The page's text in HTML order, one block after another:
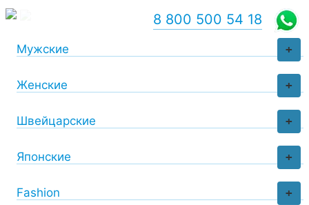
+
Мужские
+
Женские
+
Швейцарские
+
Японские
+
Fashion
8 800 500 54 18